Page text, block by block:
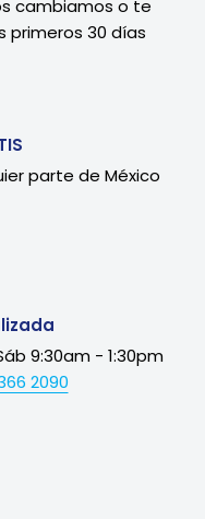
cambiamos o te
primeros 30 días
parte de México
9:30am - 1:30pm
2090